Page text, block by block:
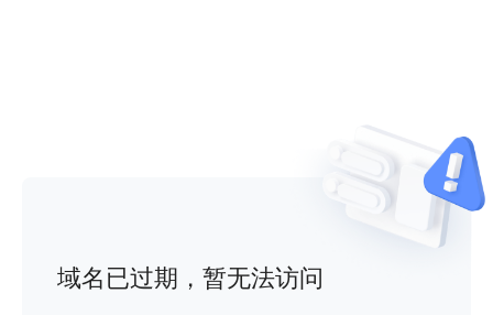
域名已过期，暂无法访问